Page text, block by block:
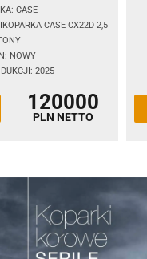
CASE
CASE CX22D 2,5
NOWY
2025
120000
PLN NETTO